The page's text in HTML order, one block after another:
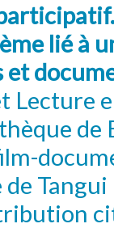
lié à
Lecture
de